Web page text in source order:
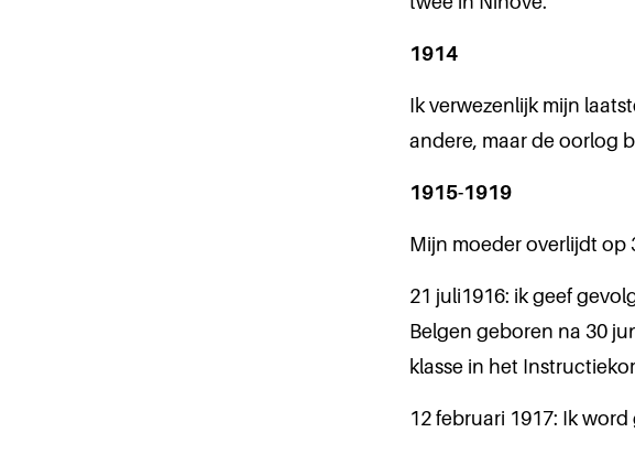
1914
Ik verwezenlijk mijn
andere, maar de oorlog
1915-1919
Mijn moeder overlijdt op
21 juli1916: ik geef
Belgen geboren na 30
klasse in het
12 februari 1917: Ik